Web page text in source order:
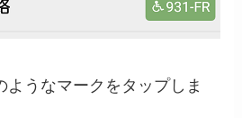
ようなマークをタップしま